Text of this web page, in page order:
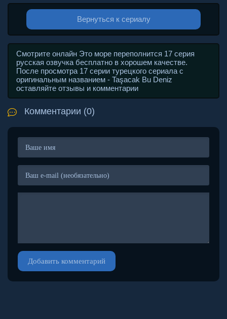
Вернуться к сериалу
Смотрите онлайн Это море переполнится 17 серия
русская озвучка бесплатно в хорошем качестве.
После просмотра 17 серии турецкого сериала с
оригинальным названием - Taşacak Bu Deniz
оставляйте отзывы и комментарии
Комментарии (0)
Добавить комментарий